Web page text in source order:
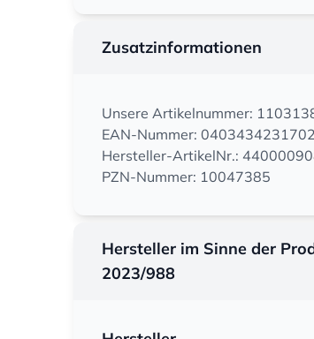
Zusatzinformationen
Unsere Artikelnummer:
EAN-Nummer:
Hersteller-ArtikelNr.:
PZN-Nummer: 10047385
Hersteller im Sinne der
2023/988